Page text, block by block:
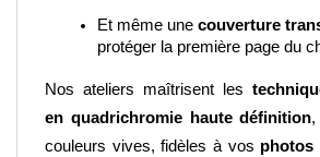
Et même une couverture
protéger la première page du
Nos ateliers maîtrisent les
en quadrichromie haute définition,
couleurs vives, fidèles à vos photos